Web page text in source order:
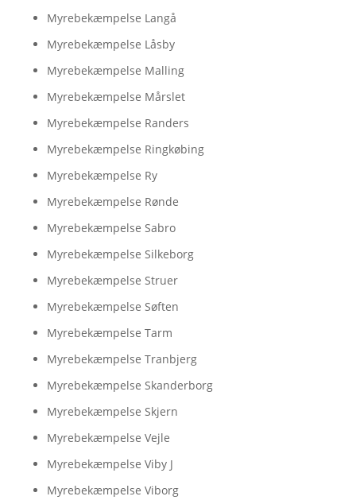
Myrebekæmpelse Langå
Myrebekæmpelse Låsby
Myrebekæmpelse Malling
Myrebekæmpelse Mårslet
Myrebekæmpelse Randers
Myrebekæmpelse Ringkøbing
Myrebekæmpelse Ry
Myrebekæmpelse Rønde
Myrebekæmpelse Sabro
Myrebekæmpelse Silkeborg
Myrebekæmpelse Struer
Myrebekæmpelse Søften
Myrebekæmpelse Tarm
Myrebekæmpelse Tranbjerg
Myrebekæmpelse Skanderborg
Myrebekæmpelse Skjern
Myrebekæmpelse Vejle
Myrebekæmpelse Viby J
Myrebekæmpelse Viborg